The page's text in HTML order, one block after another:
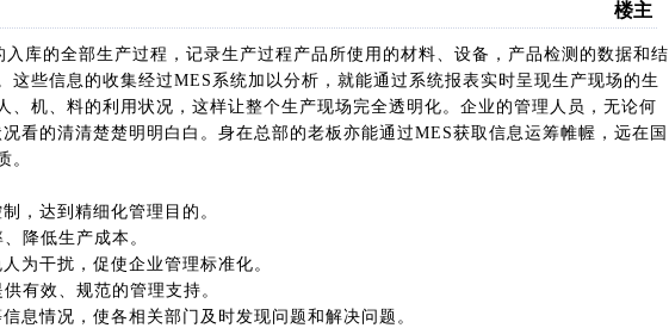
楼主
库的全部生产过程，记录生产过程产品所使用的材料、设备，产品检测的数据和结
些信息的收集经过MES系统加以分析，就能通过系统报表实时呈现生产现场的生
、机、料的利用状况，这样让整个生产现场完全透明化。企业的管理人员，无论何
看的清清楚楚明明白白。身在总部的老板亦能通过MES获取信息运筹帷幄，远在国
。
，达到精细化管理目的。
降低生产成本。
为干扰，促使企业管理标准化。
有效、规范的管理支持。
息情况，使各相关部门及时发现问题和解决问题。